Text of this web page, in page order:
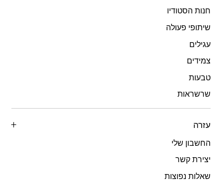
חנות הסטודיו
שיתופי פעולה
עגילים
צמידים
טבעות
שרשראות
עזרה
החשבון שלי
יצירת קשר
שאלות נפוצות